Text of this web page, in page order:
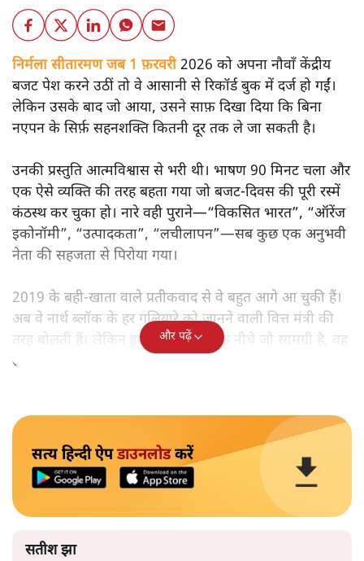
निर्मला सीतारमण जब 1 फ़रवरी2026 को अपना नौवाँ केंद्रीय
बजट पेश करने उठीं तो वे आसानी से रिकॉर्ड बुक में दर्ज हो गईं।
लेकिन उसके बाद जो आया, उसने साफ़ दिखा दिया कि बिना
नएपन के सिर्फ़ सहनशक्ति कितनी दूर तक ले जा सकती है।
उनकी प्रस्तुति आत्मविश्वास से भरी थी। भाषण 90 मिनट चला और
एक ऐसे व्यक्ति की तरह बहता गया जो बजट‑दिवस की पूरी रस्में
कंठस्थ कर चुका हो। नारे वही पुराने—“विकसित भारत”, “ऑरेंज
इकोनॉमी”, “उत्पादकता”, “लचीलापन”—सब कुछ एक अनुभवी
नेता की सहजता से पिरोया गया।
2019 के बही‑खाता वाले प्रतीकवाद से वे बहुत आगे आ चुकी हैं।
अब वे नार्थ ब्लॉक के हर गलियारे को जानने वाली वित्त मंत्री की
तरह बोलती हैं। लेकिन इस आत्मविश्वास के नीचे जो सामग्री है, वह
उतनी ही अनुमानित और दोहराव भरी।
और पढ़ें
सत्य हिन्दी ऐपडाउनलोडकरें
सतीश झा